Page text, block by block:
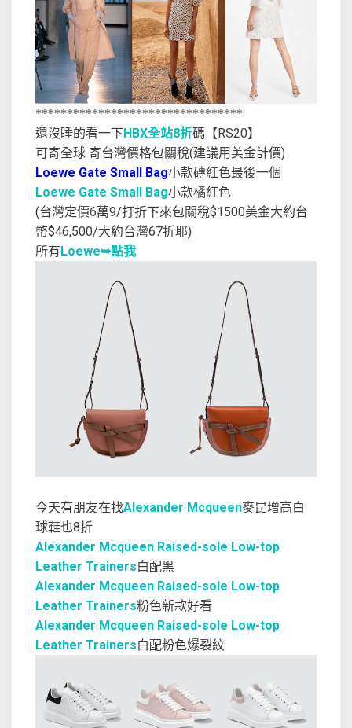
*********************************
還沒睡的看一下HBX全站8折碼【RS20】
可寄全球 寄台灣價格包關稅(建議用美金計價)
Loewe Gate Small Bag小款磚紅色最後一個
Loewe Gate Small Bag小款橘紅色
(台灣定價6萬9/打折下來包關稅$1500美金大約台
幣$46,500/大約台灣67折耶)
所有Loewe➥點我
今天有朋友在找Alexander Mcqueen麥昆增高白
球鞋也8折
Alexander Mcqueen Raised-sole Low-top
Leather Trainers白配黑
Alexander Mcqueen Raised-sole Low-top
Leather Trainers粉色新款好看
Alexander Mcqueen Raised-sole Low-top
Leather Trainers白配粉色爆裂紋